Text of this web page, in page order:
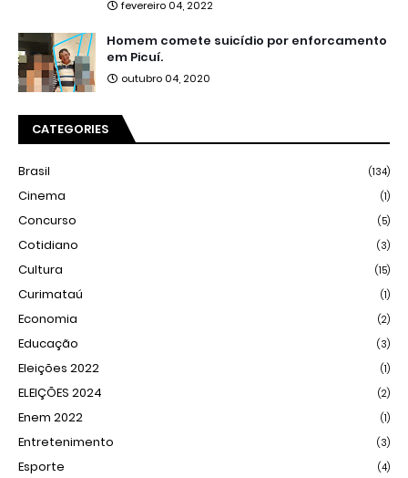
fevereiro 04, 2022
Homem comete suicídio por enforcamento
em Picuí.
outubro 04, 2020
CATEGORIES
Brasil (134)
Cinema (1)
Concurso (5)
Cotidiano (3)
Cultura (15)
Curimataú (1)
Economia (2)
Educação (3)
Eleições 2022 (1)
ELEIÇÕES 2024 (2)
Enem 2022 (1)
Entretenimento (3)
Esporte (4)